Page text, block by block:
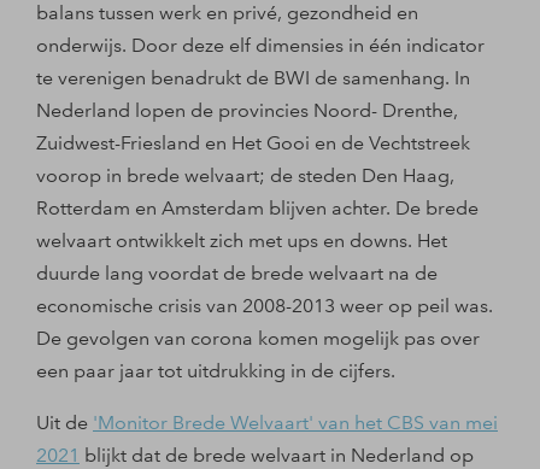
balans tussen werk en privé, gezondheid en
onderwijs. Door deze elf dimensies in één indicator
te verenigen benadrukt de BWI de samenhang. In
Nederland lopen de provincies Noord- Drenthe,
Zuidwest-Friesland en Het Gooi en de Vechtstreek
voorop in brede welvaart; de steden Den Haag,
Rotterdam en Amsterdam blijven achter. De brede
welvaart ontwikkelt zich met ups en downs. Het
duurde lang voordat de brede welvaart na de
economische crisis van 2008-2013 weer op peil was.
De gevolgen van corona komen mogelijk pas over
een paar jaar tot uitdrukking in de cijfers.
Uit de 'Monitor Brede Welvaart' van het CBS van mei
2021 blijkt dat de brede welvaart in Nederland op